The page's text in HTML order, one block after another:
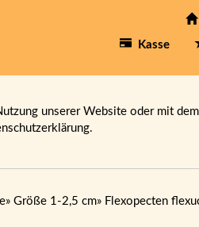
Kasse
unserer Website oder mit
» Größe 1-2,5 cm» Flexopecten